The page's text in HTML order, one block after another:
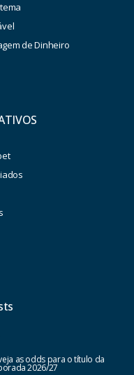
de Dinheiro
as odds para o título da
2026/27